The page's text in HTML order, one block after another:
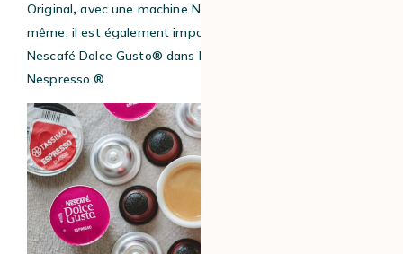
Original,avec une machine Nescafé Dolce Gusto®. De
même, il est également impossible d’insérer des capsules
Nescafé Dolce Gusto® dans les machines à café
Nespresso ®.